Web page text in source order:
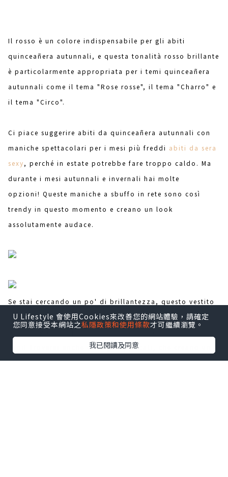
Il rosso è un colore indispensabile per gli abiti
quinceañera autunnali, e questa tonalità rosso brillante
è particolarmente appropriata per i temi quinceañera
autunnali come il tema "Rose rosse", il tema "Charro" e
il tema "Circo".
Ci piace suggerire abiti da quinceañera autunnali con
maniche spettacolari per i mesi più freddi abiti da sera
sexy, perché in estate potrebbe fare troppo caldo. Ma
durante i mesi autunnali e invernali hai molte
opzioni! Queste maniche a sbuffo in rete sono così
trendy in questo momento e creano un look
assolutamente audace.
Se stai cercando un po' di brillantezza, questo vestito
ce l'ha sicuramente! Glittervestiti per matrimonio,
vuoi! Troverai anche dettagli applicati, che creano un
effetto 3D. Sì, questo vestito è colorato, audace e
U Lifestyle 會使用Cookies來改善您的網站體驗，請確定
您同意接受本網站之私隱政策和使用條款才可繼續瀏覽。
我已閱讀及同意